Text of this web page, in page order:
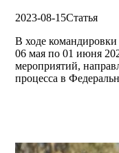
2023-08-15Статья
В ходе
06 мая по 01 июня
мероприятий,
процесса в